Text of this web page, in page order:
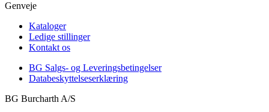
Genveje
Kataloger
Ledige stillinger
Kontakt os
BG Salgs- og Leveringsbetingelser
Databeskyttelseserklæring
BG Burcharth A/S